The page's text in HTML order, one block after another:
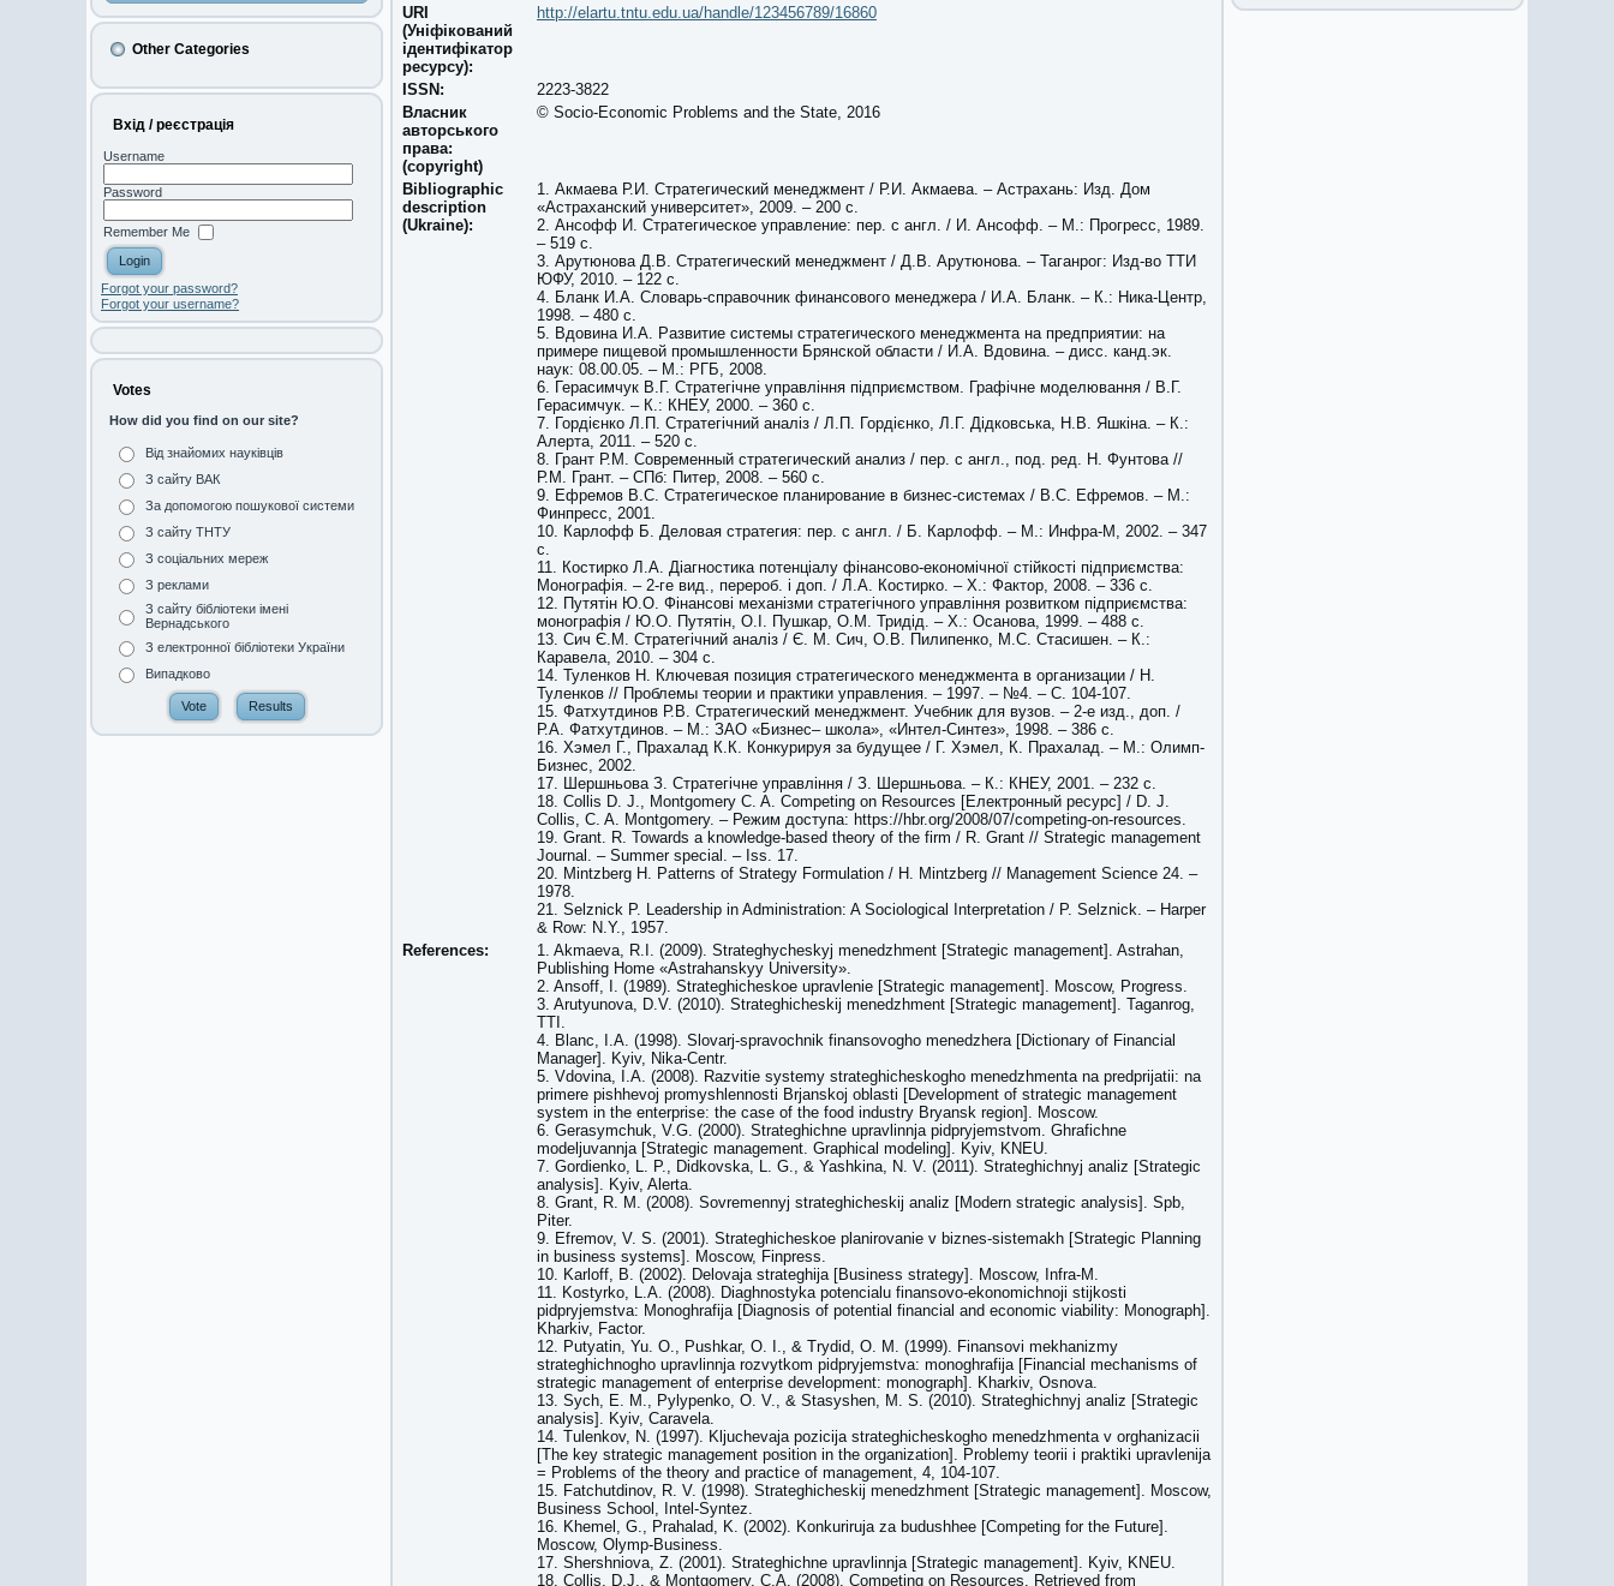
Other Categories
Вхід / реєстрація
Username
Password
Remember Me
Forgot your password?
Forgot your username?
Votes
How did you find on our site?
Від знайомих науківців
З сайту ВАК
За допомогою пошукової системи
З сайту ТНТУ
З соціальних мереж
З реклами
З сайту бібліотеки імені
Вернадського
З електронної бібліотеки України
Випадково
URI
(Уніфікований
ідентифікатор
ресурсу):
http://elartu.tntu.edu.ua/handle/123456789/16860
ISSN:
2223-3822
Власник
авторського
права:
(copyright)
© Socio-Economic Problems and the State, 2016
Bibliographic
description
(Ukraine):
1. Акмаева Р.И. Стратегический менеджмент / Р.И. Акмаева. – Астрахань: Изд. Дом
«Астраханский университет», 2009. – 200 с.
2. Ансофф И. Стратегическое управление: пер. с англ. / И. Ансофф. – М.: Прогресс, 1989.
– 519 с.
3. Арутюнова Д.В. Стратегический менеджмент / Д.В. Арутюнова. – Таганрог: Изд-во ТТИ
ЮФУ, 2010. – 122 с.
4. Бланк И.А. Словарь-справочник финансового менеджера / И.А. Бланк. – К.: Ника-Центр,
1998. – 480 с.
5. Вдовина И.А. Развитие системы стратегического менеджмента на предприятии: на
примере пищевой промышленности Брянской области / И.А. Вдовина. – дисс. канд.эк.
наук: 08.00.05. – М.: РГБ, 2008.
6. Герасимчук В.Г. Стратегічне управління підприємством. Графічне моделювання / В.Г.
Герасимчук. – К.: КНЕУ, 2000. – 360 с.
7. Гордієнко Л.П. Стратегічний аналіз / Л.П. Гордієнко, Л.Г. Дідковська, Н.В. Яшкіна. – К.:
Алерта, 2011. – 520 с.
8. Грант Р.М. Современный стратегический анализ / пер. с англ., под. ред. Н. Фунтова //
Р.М. Грант. – СПб: Питер, 2008. – 560 с.
9. Ефремов В.С. Стратегическое планирование в бизнес-системах / В.С. Ефремов. – М.:
Финпресс, 2001.
10. Карлофф Б. Деловая стратегия: пер. с англ. / Б. Карлофф. – М.: Инфра-М, 2002. – 347
с.
11. Костирко Л.А. Діагностика потенціалу фінансово-економічної стійкості підприємства:
Монографія. – 2-ге вид., перероб. і доп. / Л.А. Костирко. – Х.: Фактор, 2008. – 336 с.
12. Путятін Ю.О. Фінансові механізми стратегічного управління розвитком підприємства:
монографія / Ю.О. Путятін, О.І. Пушкар, О.М. Тридід. – Х.: Осанова, 1999. – 488 с.
13. Сич Є.М. Стратегічний аналіз / Є. М. Сич, О.В. Пилипенко, М.С. Стасишен. – К.:
Каравела, 2010. – 304 с.
14. Туленков Н. Ключевая позиция стратегического менеджмента в организации / Н.
Туленков // Проблемы теории и практики управления. – 1997. – №4. – С. 104-107.
15. Фатхутдинов Р.В. Стратегический менеджмент. Учебник для вузов. – 2-е изд., доп. /
Р.А. Фатхутдинов. – М.: ЗАО «Бизнес– школа», «Интел-Синтез», 1998. – 386 с.
16. Хэмел Г., Прахалад К.К. Конкурируя за будущее / Г. Хэмел, К. Прахалад. – М.: Олимп-
Бизнес, 2002.
17. Шершньова З. Стратегічне управління / З. Шершньова. – К.: КНЕУ, 2001. – 232 с.
18. Collis D. J., Montgomery C. A. Competing on Resources [Електронный ресурс] / D. J.
Collis, C. A. Montgomery. – Режим доступа: https://hbr.org/2008/07/competing-on-resources.
19. Grant. R. Towards a knowledge-based theory of the firm / R. Grant // Strategic management
Journal. – Summer special. – Iss. 17.
20. Mintzberg H. Patterns of Strategy Formulation / H. Mintzberg // Management Science 24. –
1978.
21. Selznick P. Leadership in Administration: A Sociological Interpretation / P. Selznick. – Harper
& Row: N.Y., 1957.
References:
1. Akmaeva, R.I. (2009). Strateghycheskyj menedzhment [Strategic management]. Astrahan,
Publishing Home «Astrahanskyy University».
2. Ansoff, I. (1989). Strateghicheskoe upravlenie [Strategic management]. Moscow, Progress.
3. Arutyunova, D.V. (2010). Strateghicheskij menedzhment [Strategic management]. Taganrog,
TTI.
4. Blanc, I.A. (1998). Slovarj-spravochnik finansovogho menedzhera [Dictionary of Financial
Manager]. Kyiv, Nika-Centr.
5. Vdovina, I.A. (2008). Razvitie systemy strateghicheskogho menedzhmenta na predprijatii: na
primere pishhevoj promyshlennosti Brjanskoj oblasti [Development of strategic management
system in the enterprise: the case of the food industry Bryansk region]. Moscow.
6. Gerasymchuk, V.G. (2000). Strateghichne upravlinnja pidpryjemstvom. Ghrafichne
modeljuvannja [Strategic management. Graphical modeling]. Kyiv, KNEU.
7. Gordienko, L. P., Didkovska, L. G., & Yashkina, N. V. (2011). Strateghichnyj analiz [Strategic
analysis]. Kyiv, Alerta.
8. Grant, R. M. (2008). Sovremennyj strateghicheskij analiz [Modern strategic analysis]. Spb,
Piter.
9. Efremov, V. S. (2001). Strateghicheskoe planirovanie v biznes-sistemakh [Strategic Planning
in business systems]. Moscow, Finpress.
10. Karloff, B. (2002). Delovaja strateghija [Business strategy]. Moscow, Infra-M.
11. Kostyrko, L.A. (2008). Diaghnostyka potencialu finansovo-ekonomichnoji stijkosti
pidpryjemstva: Monoghrafija [Diagnosis of potential financial and economic viability: Monograph].
Kharkiv, Factor.
12. Putyatin, Yu. O., Pushkar, O. I., & Trydid, O. M. (1999). Finansovi mekhanizmy
strateghichnogho upravlinnja rozvytkom pidpryjemstva: monoghrafija [Financial mechanisms of
strategic management of enterprise development: monograph]. Kharkiv, Osnova.
13. Sych, E. M., Pylypenko, O. V., & Stasyshen, M. S. (2010). Strateghichnyj analiz [Strategic
analysis]. Kyiv, Caravela.
14. Tulenkov, N. (1997). Kljuchevaja pozicija strateghicheskogho menedzhmenta v orghanizacii
[The key strategic management position in the organization]. Problemy teorii i praktiki upravlenija
= Problems of the theory and practice of management, 4, 104-107.
15. Fatchutdinov, R. V. (1998). Strateghicheskij menedzhment [Strategic management]. Moscow,
Business School, Intel-Syntez.
16. Khemel, G., Prahalad, K. (2002). Konkuriruja za budushhee [Competing for the Future].
Moscow, Olymp-Business.
17. Shershniova, Z. (2001). Strateghichne upravlinnja [Strategic management]. Kyiv, KNEU.
18. Collis, D.J., & Montgomery, C.A. (2008). Competing on Resources. Retrieved from